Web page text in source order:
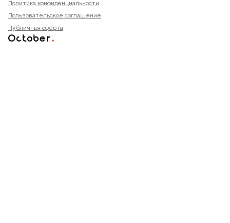
Политика конфиденциальности
Пользовательское соглашение
Публичная оферта